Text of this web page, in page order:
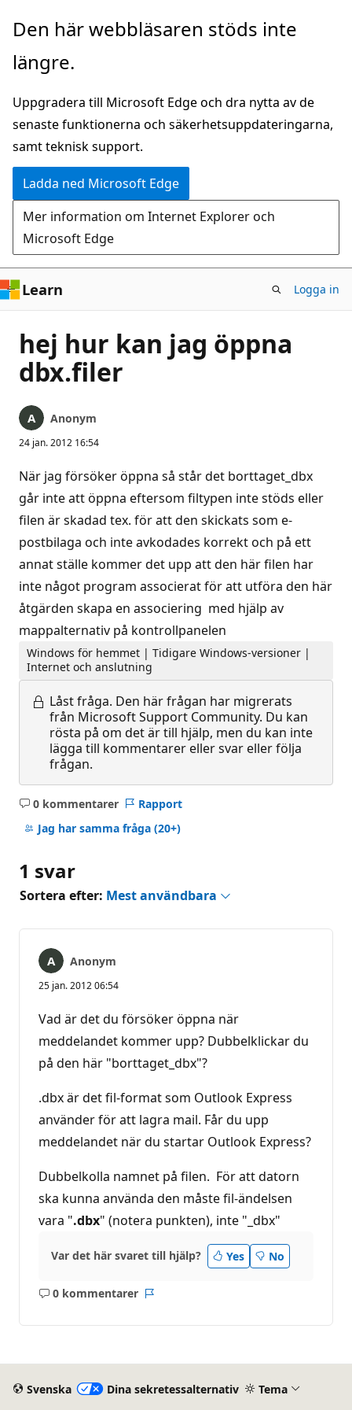
Hoppa
huvudinnehåll
Den här webbläsaren stöds inte
längre.
Uppgradera till Microsoft Edge och dra nytta av de
senaste funktionerna och säkerhetsuppdateringarna,
samt teknisk support.
Ladda ned Microsoft Edge
Mer information om Internet Explorer och
Microsoft Edge
Learn Logga in
hej hur kan jag öppna
dbx.filer
Anonym
24 jan. 2012 16:54
När jag försöker öppna så står det borttaget_dbx
går inte att öppna eftersom filtypen inte stöds eller
filen är skadad tex. för att den skickats som e-
postbilaga och inte avkodades korrekt och på ett
annat ställe kommer det upp att den här filen har
inte något program associerat för att utföra den här
åtgärden skapa en associering med hjälp av
mappalternativ på kontrollpanelen
Windows för hemmet | Tidigare Windows-versioner |
Internet och anslutning
Låst fråga. Den här frågan har migrerats
från Microsoft Support Community. Du kan
rösta på om det är till hjälp, men du kan inte
lägga till kommentarer eller svar eller följa
frågan.
0 kommentarer
Inga
kommentarer
Rapport
Jag har samma fråga (20+)
1 svar
Sortera efter: Mest användbara
Anonym
25 jan. 2012 06:54
Vad är det du försöker öppna när
meddelandet kommer upp? Dubbelklickar du
på den här "borttaget_dbx"?
.dbx är det fil-format som Outlook Express
använder för att lagra mail. Får du upp
meddelandet när du startar Outlook Express?
Dubbelkolla namnet på filen. För att datorn
ska kunna använda den måste fil-ändelsen
vara ".dbx" (notera punkten), inte "_dbx"
Var det här svaret till hjälp? Yes No
0 kommentarer
Inga
Svenska Dina sekretessalternativ Tema